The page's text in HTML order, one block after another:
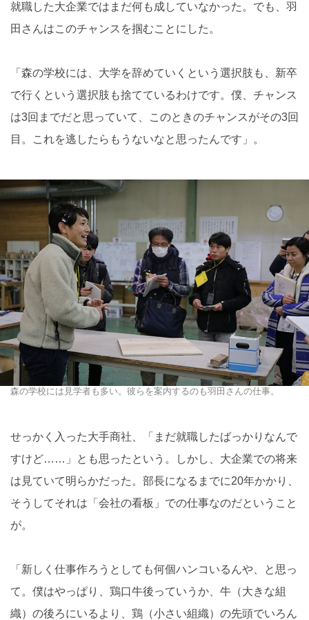
就職した大企業ではまだ何も成していなかった。でも、羽
田さんはこのチャンスを掴むことにした。
「森の学校には、大学を辞めていくという選択肢も、新卒
で行くという選択肢も捨てているわけです。僕、チャンス
は3回までだと思っていて、このときのチャンスがその3回
目。これを逃したらもうないなと思ったんです」。
森の学校には見学者も多い。彼らを案内するのも羽田さんの仕事。
せっかく入った大手商社、「まだ就職したばっかりなんで
すけど……」とも思ったという。しかし、大企業での将来
は見ていて明らかだった。部長になるまでに20年かかり、
そうしてそれは「会社の看板」での仕事なのだということ
が。
「新しく仕事作ろうとしても何個ハンコいるんや、と思っ
て。僕はやっぱり、鶏口牛後っていうか、牛（大きな組
織）の後ろにいるより、鶏（小さい組織）の先頭でいろん